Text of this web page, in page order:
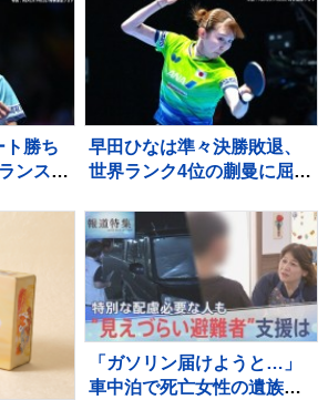
ト勝ち
ンスの
早田ひなは準々決勝敗退、
世界ランク4位の蒯曼に屈
壁を越えられず【WTTチャ
ンピオンズ横浜】
「ガソリン届けようと…」
車中泊で死亡女性の遺族が